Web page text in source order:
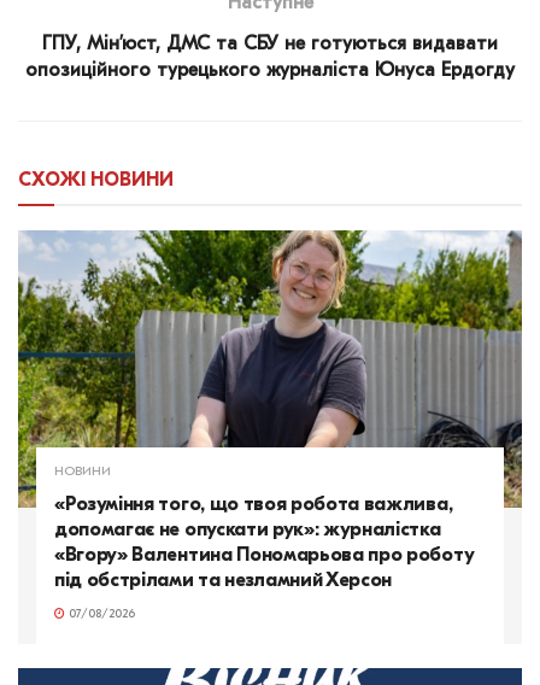
ГПУ, Мін’юст, ДМС та СБУ не готуються видавати
опозиційного турецького журналіста Юнуса Ердогду
СХОЖІ НОВИНИ
НОВИНИ
«Розуміння того, що твоя робота важлива,
допомагає не опускати рук»: журналістка
«Вгору» Валентина Пономарьова про роботу
під обстрілами та незламний Херсон
07/08/2026